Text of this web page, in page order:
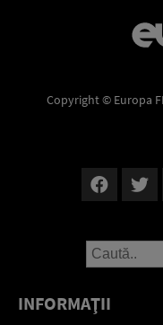
Copyright © Europa
INFORMAŢII